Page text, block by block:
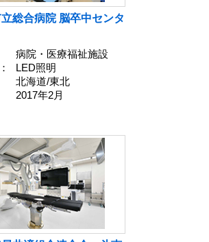
総合病院 脳卒中センタ
病院・医療福祉施設
LED照明
北海道/東北
2017年2月